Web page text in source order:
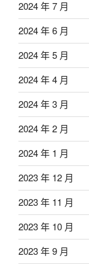
2024 年 7 月
2024 年 6 月
2024 年 5 月
2024 年 4 月
2024 年 3 月
2024 年 2 月
2024 年 1 月
2023 年 12 月
2023 年 11 月
2023 年 10 月
2023 年 9 月